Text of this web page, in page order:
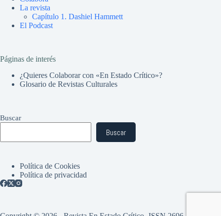
La revista
Capítulo 1. Dashiel Hammett
El Podcast
Páginas de interés
¿Quieres Colaborar con «En Estado Crítico»?
Glosario de Revistas Culturales
Buscar
Buscar
Política de Cookies
Política de privacidad